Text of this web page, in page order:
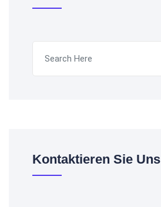
Kontaktieren Sie Uns